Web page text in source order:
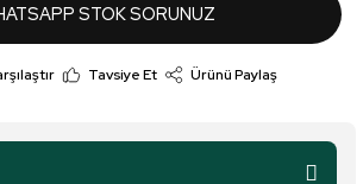
STOK SORUNUZ
Tavsiye Et Ürünü Paylaş